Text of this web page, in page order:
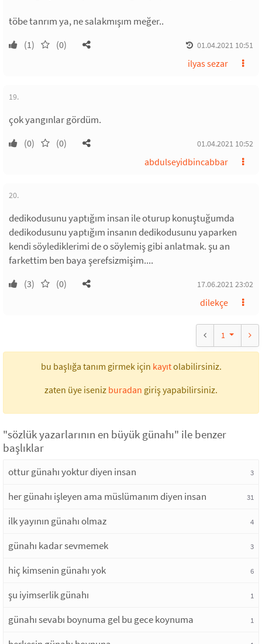
töbe tanrım ya, ne salakmışım meğer..
(1) (0) 01.04.2021 10:51
ilyas sezar
19.
çok yangınlar gördüm.
(0) (0) 01.04.2021 10:52
abdulseyidbincabbar
20.
dedikodusunu yaptığım insan ile oturup konuştuğumda
dedikodusunu yaptığım insanın dedikodusunu yaparken
kendi söylediklerimi de o söylemiş gibi anlatmak. şu an
farkettim ben baya şerefsizmişim....
(3) (0) 17.06.2021 23:02
dilekçe
1
bu başlığa tanım girmek için kayıtolabilirsiniz.
zaten üye iseniz buradan giriş yapabilirsiniz.
"sözlük yazarlarının en büyük günahı" ile benzer
başlıklar
ottur günahı yoktur diyen insan 3
her günahı işleyen ama müslümanım diyen insan 31
ilk yayının günahı olmaz 4
günahı kadar sevmemek 3
hiç kimsenin günahı yok 6
şu iyimserlik günahı 1
günahı sevabı boynuma gel bu gece koynuma 1